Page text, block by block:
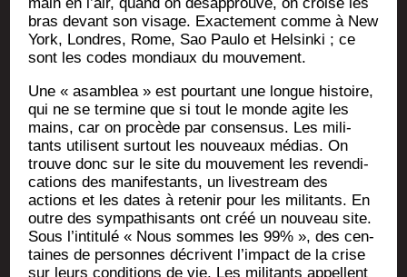
bras devant son visage. Exac­te­ment comme à New
York, Londres, Rome, Sao Pau­lo et Hel­sin­ki ; ce
sont les codes mon­diaux du mouvement.
Une « asam­blea » est pour­tant une longue his­toire,
qui ne se ter­mine que si tout le monde agite les
mains, car on pro­cède par consen­sus. Les mili­
tants uti­lisent sur­tout les nou­veaux médias. On
trouve donc sur le site du mou­ve­ment les reven­di­
ca­tions des mani­fes­tants, un lives­tream des
actions et les dates à rete­nir pour les mili­tants. En
outre des sym­pa­thi­sants ont créé un nou­veau site.
Sous l’intitulé « Nous sommes les 99% », des cen­
taines de per­sonnes décrivent l’impact de la crise
sur leurs condi­tions de vie. Les mili­tants appellent